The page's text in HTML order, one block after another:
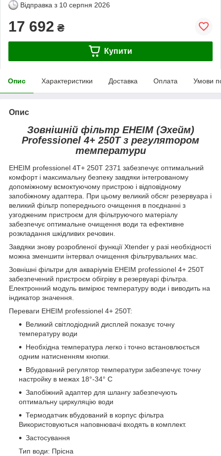
Відправка з 10 серпня 2026
17 692 ₴
Купити
Опис Характеристики Доставка Оплата Умови
Опис
Зовнішній фільтр EHEIM (Эхейм)
Рrofessionel 4+ 250T з регулятором
температури
EHEIM professionel 4T+ 250T 2371 забезпечує оптимальний
комфорт і максимальну безпеку завдяки інтегрованому
допоміжному всмоктуючому пристрою і відповідному
запобіжному адаптера. При цьому великий обсяг резервуара і
великий фільтр попереднього очищення в поєднанні з
узгодженим пристроєм для фільтруючого матеріалу
забезпечує оптимальне очищення води та ефективне
розкладання шкідливих речовин.
Завдяки знову розробленої функції Xtender у разі необхідності
можна зменшити інтервал очищення фільтрувальних мас.
Зовнішні фільтри для акваріумів EHEIM professionel 4+ 250T
забезпечений пристроєм обігріву в резервуарі фільтра.
Електронний модуль вимірює температуру води і виводить на
індикатор значення.
Переваги EHEIM professionel 4+ 250T:
Великий світлодіодний дисплей показує точну
температуру води
Необхідна температура легко і точно встановлюється
одним натисненням кнопки.
Вбудований регулятор температури забезпечує точну
настройку в межах 18°-34° С
Запобіжний адаптер для шлангу забезпечують
оптимальну циркуляцію води
Термодатчик вбудований в корпус фільтра
Використовуються наповнювачі входять в комплект.
Застосування
Тип води: Прісна